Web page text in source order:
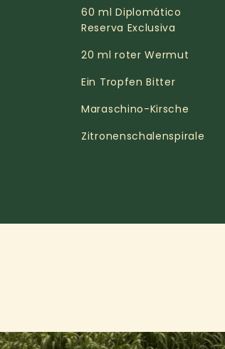
60 ml Diplomático
Reserva Exclusiva
20 ml roter Wermut
Ein Tropfen Bitter
Maraschino-Kirsche
Zitronenschalenspirale